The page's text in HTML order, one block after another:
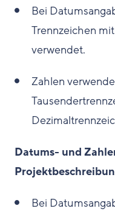
Bei
Trennzeichen
verwendet.
Zahlen
Datums- und
Bei